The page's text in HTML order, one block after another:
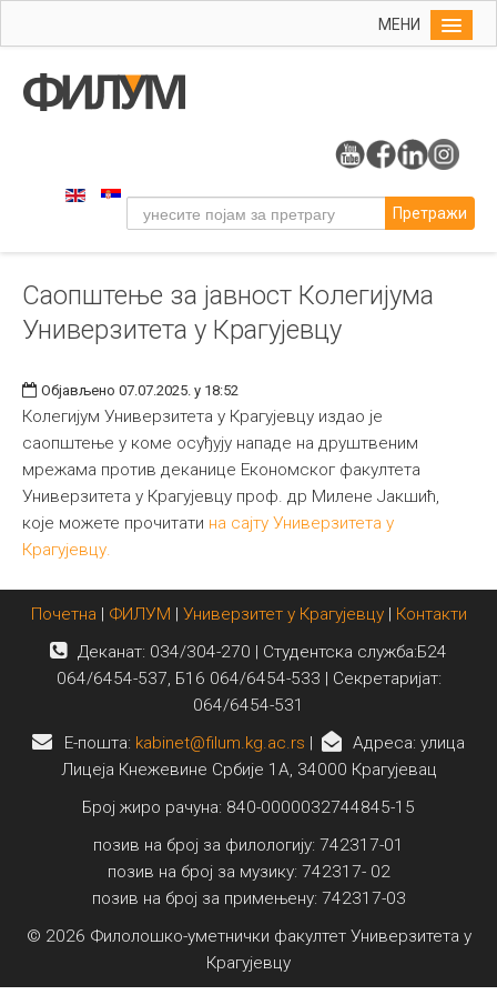
МЕНИ
Упис
Уметност
Издаваштво
Библиотека
Међународна
Претражи
Саопштење за јавност Колегијума
Универзитета у Крагујевцу
Објављено 07.07.2025. у 18:52
Колегијум Универзитета у Крагујевцу издао је
саопштење у коме осуђују нападе на друштвеним
мрежама против деканице Економског факултета
Универзитета у Крагујевцу проф. др Милене Јакшић,
које можете прочитати на сајту Универзитета у
Крагујевцу.
Почетна | ФИЛУМ | Универзитет у Крагујевцу| Контакти
Деканат: 034/304-270 | Студентска служба:Б24
064/6454-537, Б16 064/6454-533 | Секретаријат:
064/6454-531
E-пошта: kabinet@filum.kg.ac.rs |
Адреса: улица
Лицеја Кнежевине Србије 1А, 34000 Крагујевац
Број жиро рачуна: 840-0000032744845-15
позив на број за филологију: 742317-01
позив на број за музику: 742317- 02
позив на број за примењену: 742317-03
© 2026 Филолошко-уметнички факултет Универзитета у
Крагујевцу